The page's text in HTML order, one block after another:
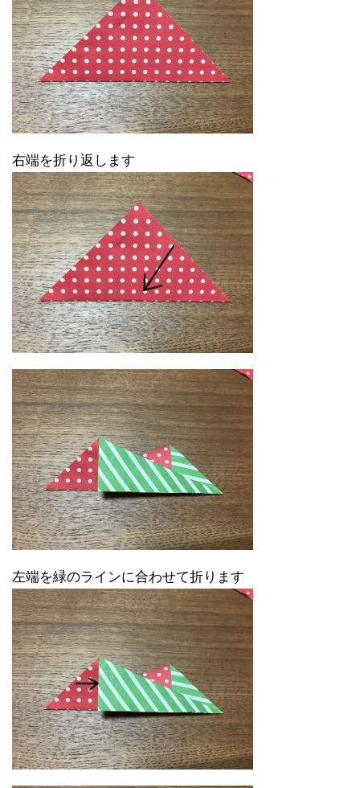
右端を折り返します
左端を緑のラインに合わせて折ります